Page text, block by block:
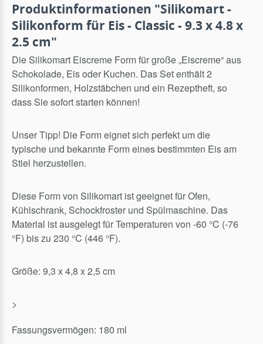
Produktinformationen "Silikomart -
Silikonform für Eis - Classic - 9.3 x 4.8 x
2.5 cm"
Die Silikomart Eiscreme Form für große „Eiscreme“ aus
Schokolade, Eis oder Kuchen. Das Set enthält 2
Silikonformen, Holzstäbchen und ein Rezeptheft, so
dass Sie sofort starten können!
Unser Tipp! Die Form eignet sich perfekt um die
typische und bekannte Form eines bestimmten Eis am
Stiel herzustellen.
Diese Form von Silikomart ist geeignet für Ofen,
Kühlschrank, Schockfroster und Spülmaschine. Das
Material ist ausgelegt für Temperaturen von -60 °C (-76
°F) bis zu 230 °C (446 °F).
Größe: 9,3 x 4,8 x 2,5 cm
>
Fassungsvermögen: 180 ml